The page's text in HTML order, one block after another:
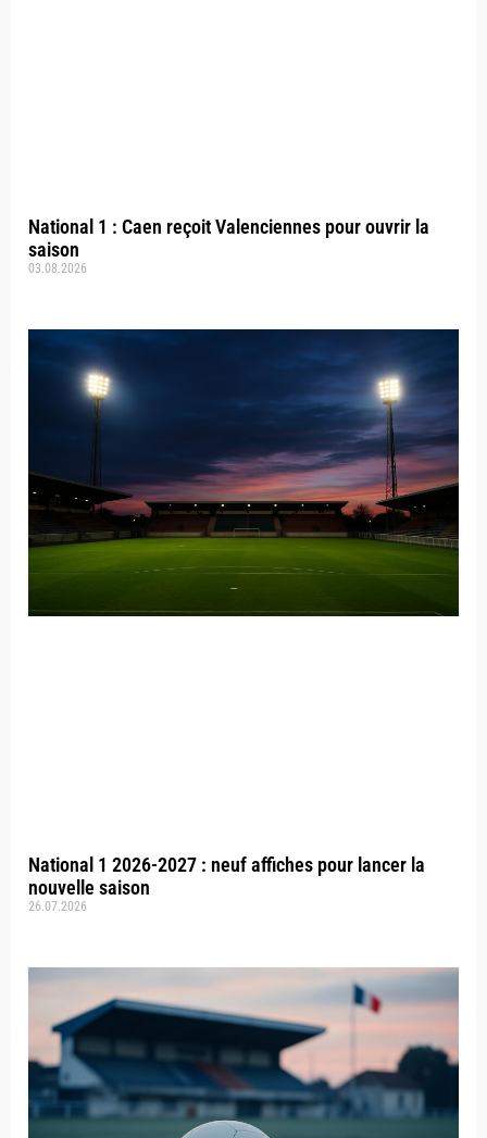
National 1 : Caen reçoit Valenciennes pour ouvrir la
saison
03.08.2026
National 1 2026-2027 : neuf affiches pour lancer la
nouvelle saison
26.07.2026